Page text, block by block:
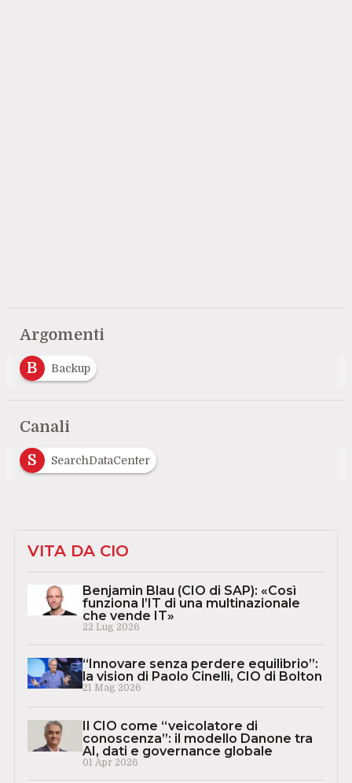
Argomenti
B
Backup
Canali
S
SearchDataCenter
VITA DA CIO
Benjamin Blau (CIO di SAP): «Così
funziona l’IT di una multinazionale
che vende IT»
22 Lug 2026
“Innovare senza perdere equilibrio”:
la vision di Paolo Cinelli, CIO di Bolton
21 Mag 2026
Il CIO come “veicolatore di
conoscenza”: il modello Danone tra
AI, dati e governance globale
01 Apr 2026